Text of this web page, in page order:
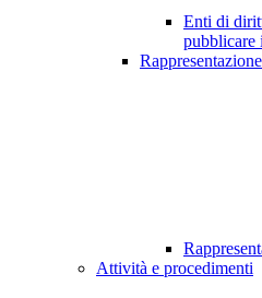
Enti di
pubblicare
Attività e procedimenti